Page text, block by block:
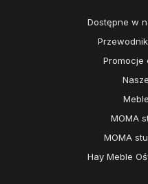
Dostępne w
Promocje
MOMA
MOMA
Hay Meble